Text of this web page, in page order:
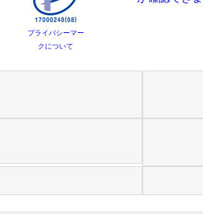
プライバシーマー
クについて